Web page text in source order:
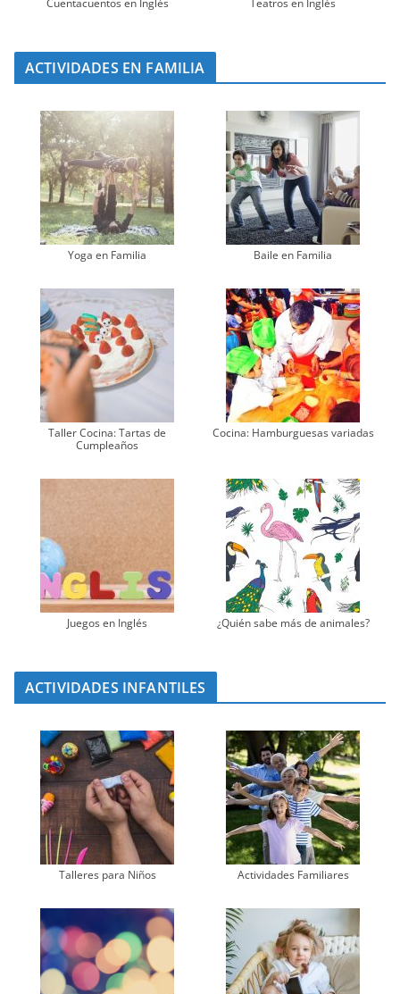
Cuentacuentos en Inglés Teatros en Inglés
ACTIVIDADES EN FAMILIA
Yoga en Familia Baile en Familia
Taller Cocina: Tartas de
Cumpleaños
Cocina: Hamburguesas variadas
Juegos en Inglés ¿Quién sabe más de animales?
ACTIVIDADES INFANTILES
Talleres para Niños Actividades Familiares